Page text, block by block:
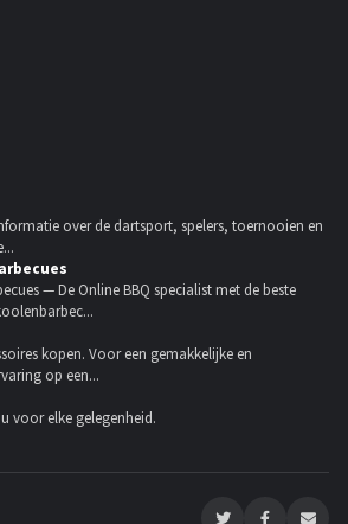
over de dartsport, spelers, toernooien en
— De Online BBQ specialist met de beste
kopen. Voor een gemakkelijke en
op een...
voor elke gelegenheid.